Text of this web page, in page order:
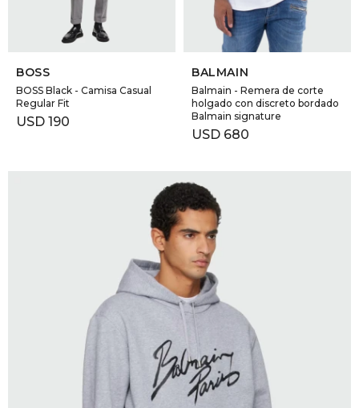
SELECCIONAR TALLE
BOSS
BOSS Black - Camisa Casual
Regular Fit
USD 190
SELECCIONAR TALLE
BALMAIN
Balmain - Remera de corte
holgado con discreto bordado
Balmain signature
USD 680